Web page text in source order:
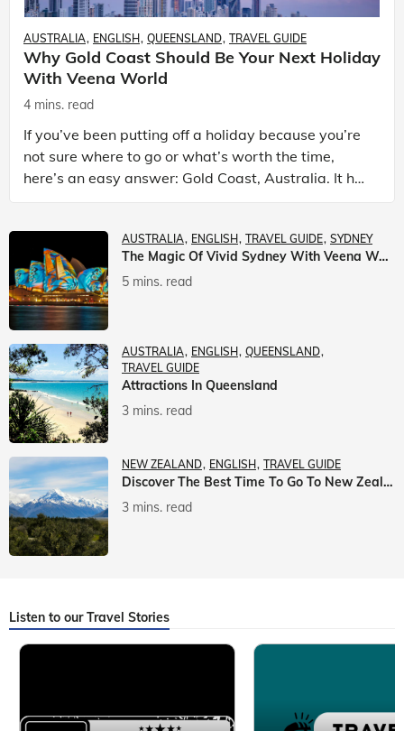
AUSTRALIA ENGLISH QUEENSLAND TRAVEL GUIDE
Why Gold Coast Should Be Your Next Holiday
With Veena World
4 mins. read
If you’ve been putting off a holiday because you’re
not sure where to go or what’s worth the time,
here’s an easy answer: Gold Coast, Australia. It has
the beaches. It has theme parks. It has somet
AUSTRALIA ENGLISH TRAVEL GUIDE SYDNEY
The Magic Of Vivid Sydney With Veena World
5 mins. read
AUSTRALIA ENGLISH
QUEENSLAND
TRAVEL GUIDE
Attractions In Queensland
3 mins. read
NEW ZEALAND ENGLISH TRAVEL GUIDE
Discover The Best Time To Go To New Zealand With Veena World
3 mins. read
Listen to our Travel Stories